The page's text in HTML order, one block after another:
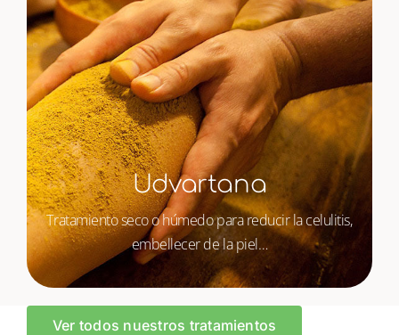
Udvartana
Tratamiento seco o húmedo para reducir la celulitis,
embellecer de la piel…
Ver todos nuestros tratamientos